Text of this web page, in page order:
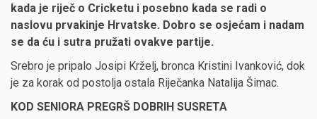
kada je riječ o Cricketu i posebno kada se radi o
naslovu prvakinje Hrvatske. Dobro se osjećam i nadam
se da ću i sutra pružati ovakve partije.
Srebro je pripalo Josipi Krželj, bronca Kristini Ivanković, dok
je za korak od postolja ostala Riječanka Natalija Šimac.
KOD SENIORA PREGRŠ DOBRIH SUSRETA